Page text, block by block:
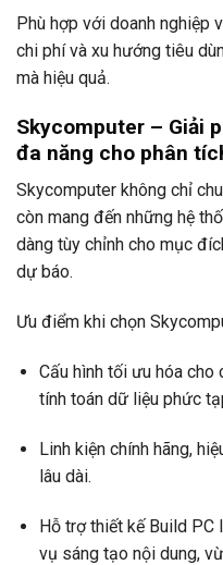
Phù hợp với doanh nghiệp
chi phí và xu hướng tiêu
mà hiệu quả.
Skycomputer – Giải
đa năng cho phân
Skycomputer không chỉ
còn mang đến những hệ
dàng tùy chỉnh cho mục
dự báo.
Ưu điểm khi chọn
Cấu hình tối ưu hóa
tính toán dữ liệu phức
Linh kiện chính hãng,
lâu dài.
Hỗ trợ thiết kế Build
vụ sáng tạo nội dung,